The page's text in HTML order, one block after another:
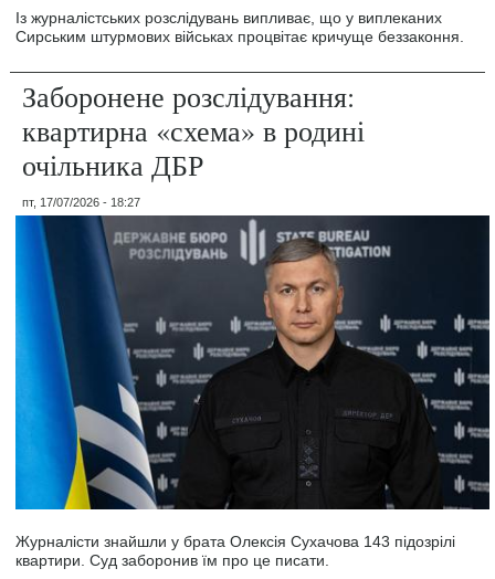
Із журналістських розслідувань випливає, що у виплеканих
Сирським штурмових військах процвітає кричуще беззаконня.
Заборонене розслідування:
квартирна «схема» в родині
очільника ДБР
пт, 17/07/2026 - 18:27
Журналісти знайшли у брата Олексія Сухачова 143 підозрілі
квартири. Суд заборонив їм про це писати.